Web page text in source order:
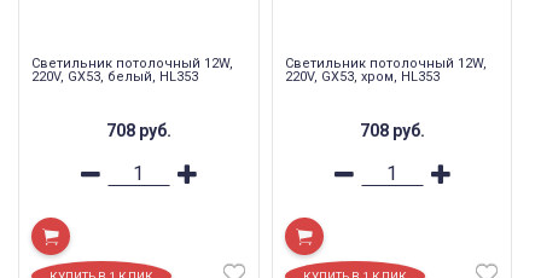
Светильник потолочный 12W,
220V, GX53, белый, HL353
708 руб.
Светильник потолочный 12W,
220V, GX53, хром, HL353
708 руб.